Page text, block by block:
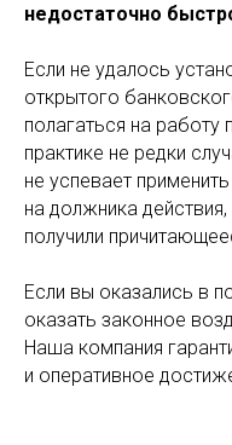
недостаточно
Если не удалось
открытого
полагаться на
практике не редки
не успевает
на должника
получили
Если вы оказались в
оказать законное
Наша компания
и оперативное